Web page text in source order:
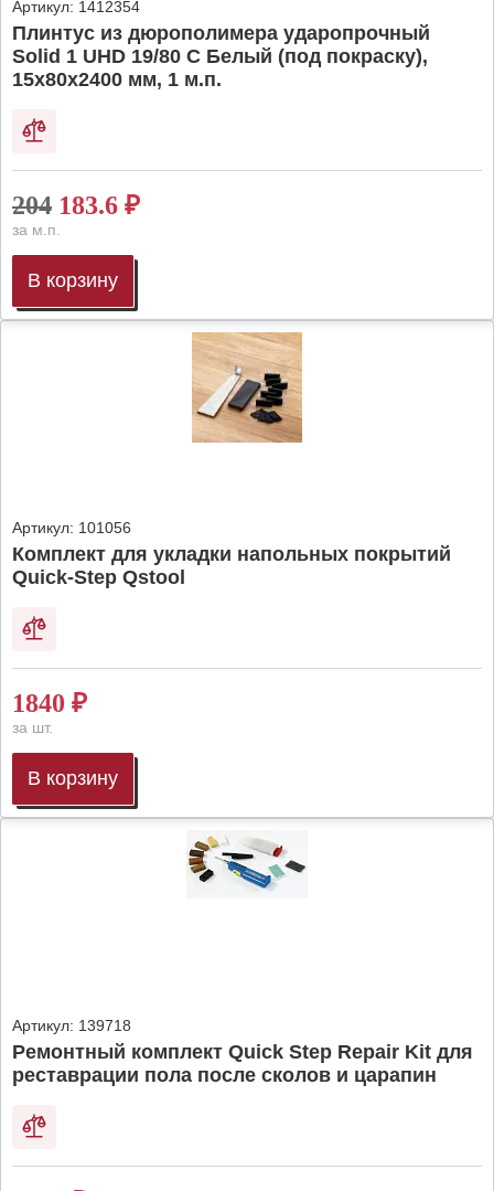
Артикул: 1412354
Плинтус из дюрополимера ударопрочный
Solid 1 UHD 19/80 C Белый (под покраску),
15х80х2400 мм, 1 м.п.
204 183.6 ₽
за м.п.
В корзину
Артикул: 101056
Комплект для укладки напольных покрытий
Quick-Step Qstool
1840 ₽
за шт.
В корзину
Артикул: 139718
Ремонтный комплект Quick Step Repair Kit для
реставрации пола после сколов и царапин